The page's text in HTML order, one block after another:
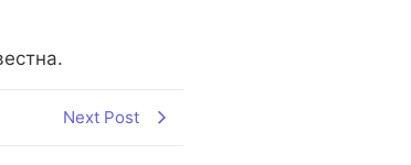
Next Post